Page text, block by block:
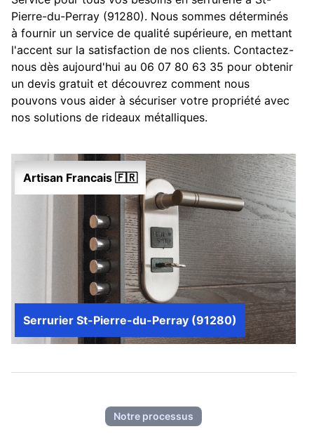
Pierre-du-Perray (91280). Nous sommes déterminés
à fournir un service de qualité supérieure, en mettant
l'accent sur la satisfaction de nos clients. Contactez-
nous dès aujourd'hui au 06 07 80 63 35 pour obtenir
un devis gratuit et découvrez comment nous
pouvons vous aider à sécuriser votre propriété avec
nos solutions de rideaux métalliques.
Artisan Francais 🇫🇷
Serrurier St-Pierre-du-Perray (91280)
Notre processus